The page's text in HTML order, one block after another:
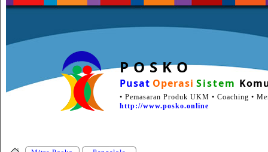
P O S K O
Pusat Operasi Sistem
• Pemasaran Produk UKM • Coaching •
http://www.posko.online